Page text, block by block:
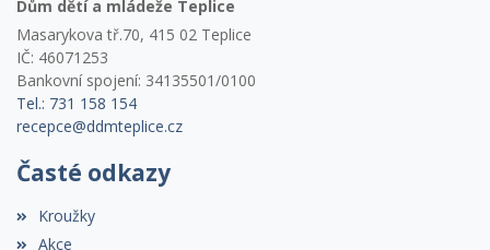
Dům dětí a mládeže Teplice
Masarykova tř.70, 415 02 Teplice
IČ: 46071253
Bankovní spojení: 34135501/0100
Tel.: 731 158 154
recepce@ddmteplice.cz
Časté odkazy
Kroužky
Akce